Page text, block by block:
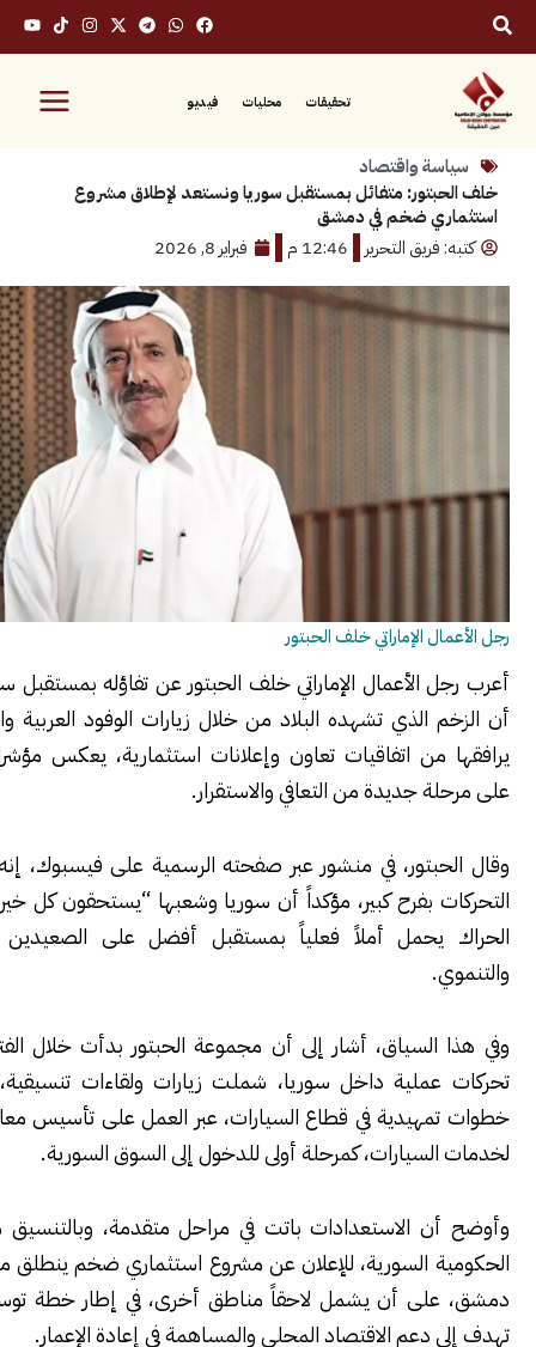
محليات فيديو
واقتصاد
متفائل بمستقبل سوريا ونستعد لإطلاق مشروع
ضخم في دمشق
فريق التحرير
12:46 م فبراير 8, 2026
الإماراتي خلف الحبتور
الأعمال الإماراتي خلف الحبتور عن تفاؤله بمستقبل سوريا، معتبراً
الذي تشهده البلاد من خلال زيارات الوفود العربية والدولية، وما
من اتفاقيات تعاون وإعلانات استثمارية، يعكس مؤشرات حقيقية
جديدة من التعافي والاستقرار.
في منشور عبر صفحته الرسمية على فيسبوك، إنه يتابع هذه
بفرح كبير، مؤكداً أن سوريا وشعبها “يستحقون كل خير”، وأن هذا
يحمل أملاً فعلياً بمستقبل أفضل على الصعيدين الاقتصادي
أشار إلى أن مجموعة الحبتور بدأت خلال الفترة الماضية
داخل سوريا، شملت زيارات ولقاءات تنسيقية، إلى جانب
في قطاع السيارات، عبر العمل على تأسيس معارض ومراكز
كمرحلة أولى للدخول إلى السوق السورية.
الاستعدادات باتت في مراحل متقدمة، وبالتنسيق مع الجهات
السورية، للإعلان عن مشروع استثماري ضخم ينطلق من العاصمة
أن يشمل لاحقاً مناطق أخرى، في إطار خطة توسع تدريجية
دعم الاقتصاد المحلي والمساهمة في إعادة الإعمار.